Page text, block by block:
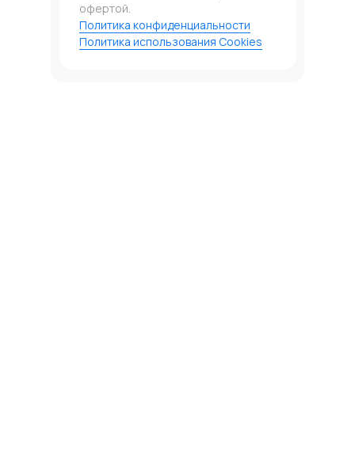
офертой.
Политика конфиденциальности
Политика использования Cookies